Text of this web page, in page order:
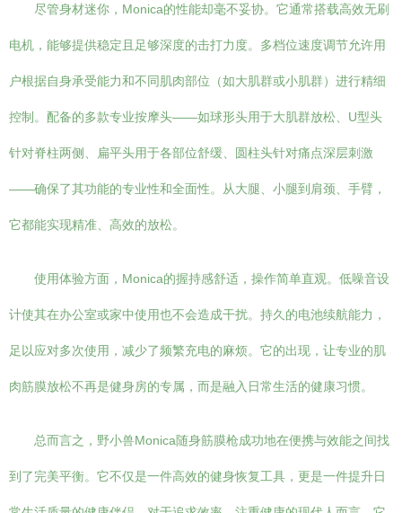
尽管身材迷你，Monica的性能却毫不妥协。它通常搭载高效无刷
电机，能够提供稳定且足够深度的击打力度。多档位速度调节允许用
户根据自身承受能力和不同肌肉部位（如大肌群或小肌群）进行精细
控制。配备的多款专业按摩头——如球形头用于大肌群放松、U型头
针对脊柱两侧、扁平头用于各部位舒缓、圆柱头针对痛点深层刺激
——确保了其功能的专业性和全面性。从大腿、小腿到肩颈、手臂，
它都能实现精准、高效的放松。
使用体验方面，Monica的握持感舒适，操作简单直观。低噪音设
计使其在办公室或家中使用也不会造成干扰。持久的电池续航能力，
足以应对多次使用，减少了频繁充电的麻烦。它的出现，让专业的肌
肉筋膜放松不再是健身房的专属，而是融入日常生活的健康习惯。
总而言之，野小兽Monica随身筋膜枪成功地在便携与效能之间找
到了完美平衡。它不仅是一件高效的健身恢复工具，更是一件提升日